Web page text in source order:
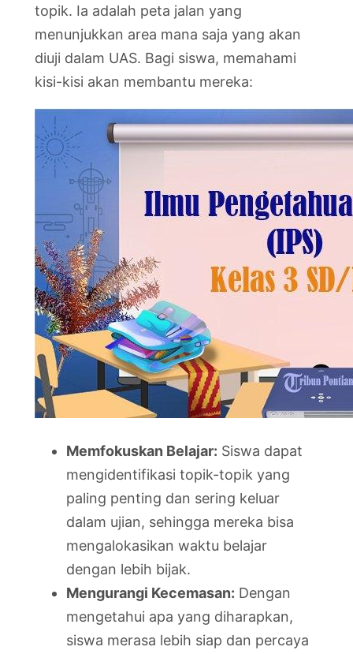
topik. Ia adalah peta jalan yang
menunjukkan area mana saja yang akan
diuji dalam UAS. Bagi siswa, memahami
kisi-kisi akan membantu mereka:
Memfokuskan Belajar: Siswa dapat
mengidentifikasi topik-topik yang
paling penting dan sering keluar
dalam ujian, sehingga mereka bisa
mengalokasikan waktu belajar
dengan lebih bijak.
Mengurangi Kecemasan: Dengan
mengetahui apa yang diharapkan,
siswa merasa lebih siap dan percaya